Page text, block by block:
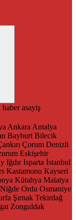
haberasayiş
Ankara Antalya
Bayburt Bilecik
Çorum Denizli
Eskişehir
Iğdır Isparta İstanbul
Kastamonu Kayseri
Kütahya Malatya
Niğde Ordu Osmaniye
Şırnak Tekirdağ
Zonguldak